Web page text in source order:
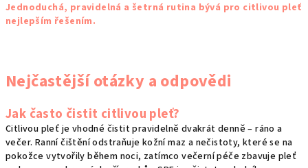
Jednoduchá, pravidelná a šetrná rutina bývá pro citlivou pleť
nejlepším řešením.
Nejčastější otázky a odpovědi
Jak často čistit citlivou pleť?
Citlivou pleť je vhodné čistit pravidelně dvakrát denně – ráno a
večer. Ranní čištění odstraňuje kožní maz a nečistoty, které se na
pokožce vytvořily během noci, zatímco večerní péče zbavuje pleť